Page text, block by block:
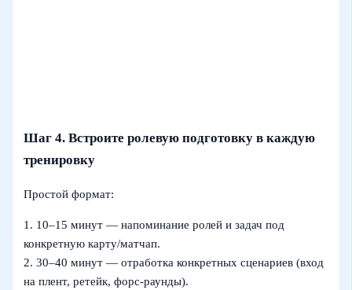
Шаг 4. Встроите ролевую подготовку в каждую
тренировку
Простой формат:
1. 10–15 минут — напоминание ролей и задач под
конкретную карту/матчап.
2. 30–40 минут — отработка конкретных сценариев (вход
на плент, ретейк, форс‑раунды).